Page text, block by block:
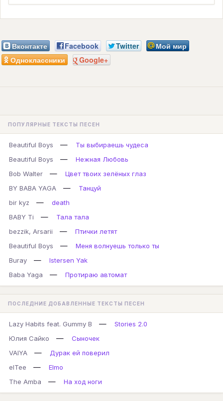
Вконтакте Facebook Twitter
Мой мир
Одноклассники
Google+
ПОПУЛЯРНЫЕ ТЕКСТЫ ПЕСЕН
Beautiful Boys —
Ты выбираешь чудеса
Beautiful Boys
—
Нежная Любовь
Bob Walter
—
Цвет твоих зелёных глаз
BY BABA YAGA
—
Танцуй
bir kyz
—
death
BABY Ti
—
Тала тала
bezzik, Arsarii
—
Птички летят
Beautiful Boys
—
Меня волнуешь только ты
Buray
—
Istersen Yak
Baba Yaga
— Протираю автомат
ПОСЛЕДНИЕ ДОБАВЛЕННЫЕ ТЕКСТЫ ПЕСЕН
Lazy Habits feat. Gummy B —
Stories 2.0
Юлия Сайко
—
Сыночек
VAIYA
—
Дурак ей поверил
elTee
—
Elmo
The Amba
— На ход ноги